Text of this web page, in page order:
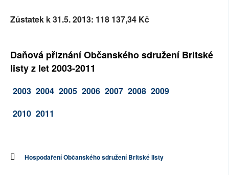
Zůstatek k 31.5. 2013: 118 137,34 Kč
Daňová přiznání Občanského sdružení Britské
listy z let 2003-2011
2003 2004 2005 2006 2007 2008 2009
2010 2011
Hospodaření Občanského sdružení Britské listy